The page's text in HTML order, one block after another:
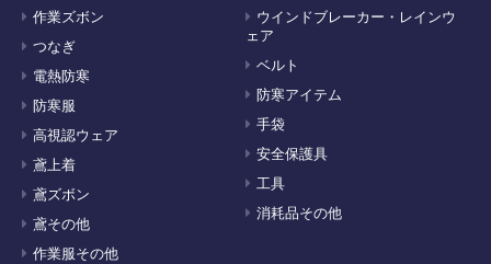
作業ズボン
つなぎ
電熱防寒
防寒服
高視認ウェア
鳶上着
鳶ズボン
鳶その他
作業服その他
ウインドブレーカー・レインウ
ェア
ベルト
防寒アイテム
手袋
安全保護具
工具
消耗品その他